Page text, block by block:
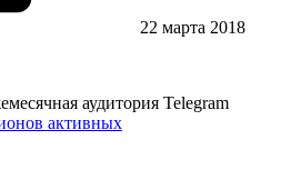
22 марта 2018
аудитория Telegram
активных